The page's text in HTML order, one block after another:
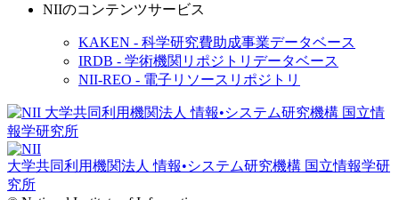
NIIのコンテンツサービス
KAKEN - 科学研究費助成事業データベース
IRDB - 学術機関リポジトリデータベース
NII-REO - 電子リソースリポジトリ
大学共同利用機関法人 情報•システム研究機構 国立情報学研
究所